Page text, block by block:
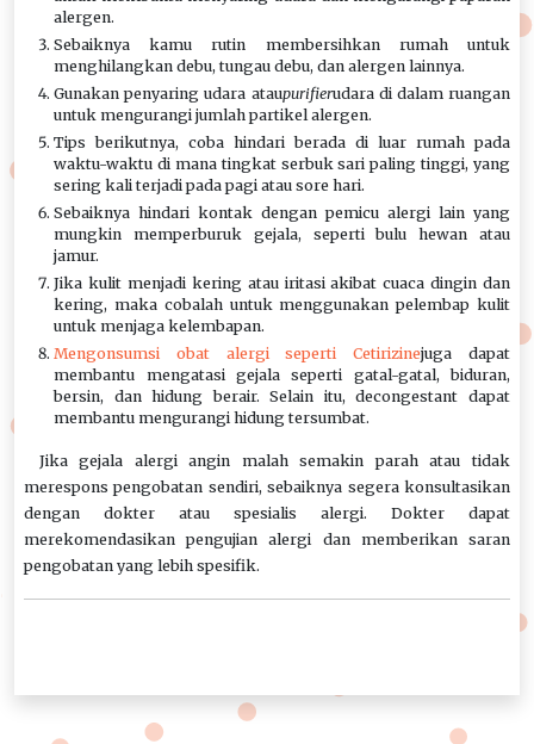
alergen.
Sebaiknya kamu rutin membersihkan rumah untuk
menghilangkan debu, tungau debu, dan alergen lainnya.
Gunakan penyaring udara ataupurifierudara di dalam ruangan
untuk mengurangi jumlah partikel alergen.
Tips berikutnya, coba hindari berada di luar rumah pada
waktu-waktu di mana tingkat serbuk sari paling tinggi, yang
sering kali terjadi pada pagi atau sore hari.
Sebaiknya hindari kontak dengan pemicu alergi lain yang
mungkin memperburuk gejala, seperti bulu hewan atau
jamur.
Jika kulit menjadi kering atau iritasi akibat cuaca dingin dan
kering, maka cobalah untuk menggunakan pelembap kulit
untuk menjaga kelembapan.
Mengonsumsi obat alergi seperti Cetirizinejuga dapat
membantu mengatasi gejala seperti gatal-gatal, biduran,
bersin, dan hidung berair. Selain itu, decongestant dapat
membantu mengurangi hidung tersumbat.
Jika gejala alergi angin malah semakin parah atau tidak
merespons pengobatan sendiri, sebaiknya segera konsultasikan
dengan dokter atau spesialis alergi. Dokter dapat
merekomendasikan pengujian alergi dan memberikan saran
pengobatan yang lebih spesifik.